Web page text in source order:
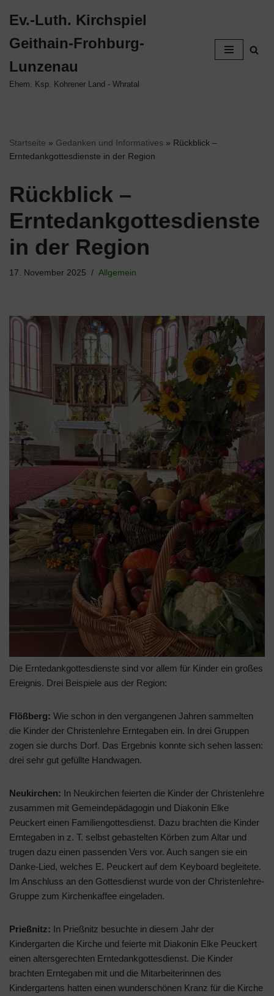
Inhalt
springen
Ev.-Luth. Kirchspiel
Geithain-Frohburg-
Lunzenau
Ehem. Ksp. Kohrener Land - Whratal
Startseite » Gedanken und Informatives » Rückblick –
Erntedankgottesdienste in der Region
Rückblick –
Erntedankgottesdienste
in der Region
17. November 2025 Allgemein
Die Erntedankgottesdienste sind vor allem für Kinder ein großes
Ereignis. Drei Beispiele aus der Region:
Flößberg: Wie schon in den vergangenen Jahren sammelten
die Kinder der Christenlehre Erntegaben ein. In drei Gruppen
zogen sie durchs Dorf. Das Ergebnis konnte sich sehen lassen:
drei sehr gut gefüllte Handwagen.
Neukirchen: In Neukirchen feierten die Kinder der Christenlehre
zusammen mit Gemeindepädagogin und Diakonin Elke
Peuckert einen Familiengottesdienst. Dazu brachten die Kinder
Erntegaben in z. T. selbst gebastelten Körben zum Altar und
trugen dazu einen passenden Vers vor. Auch sangen sie ein
Danke-Lied, welches E. Peuckert auf dem Keyboard begleitete.
Im Anschluss an den Gottesdienst wurde von der Christenlehre-
Gruppe zum Kirchenkaffee eingeladen.
Prießnitz: In Prießnitz besuchte in diesem Jahr der
Kindergarten die Kirche und feierte mit Diakonin Elke Peuckert
einen altersgerechten Erntedankgottesdienst. Die Kinder
brachten Erntegaben mit und die Mitarbeiterinnen des
Kindergartens hatten einen wunderschönen Kranz für die Kirche